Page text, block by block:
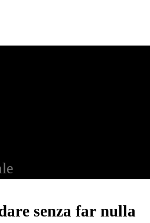
senza far nulla